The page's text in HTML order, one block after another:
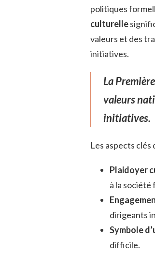
politiques
culturelle
valeurs et des
initiatives.
La
valeurs
initiatives.
Les aspects clés
Plaidoyer
à la société
dirigeants
Symbole
difficile.